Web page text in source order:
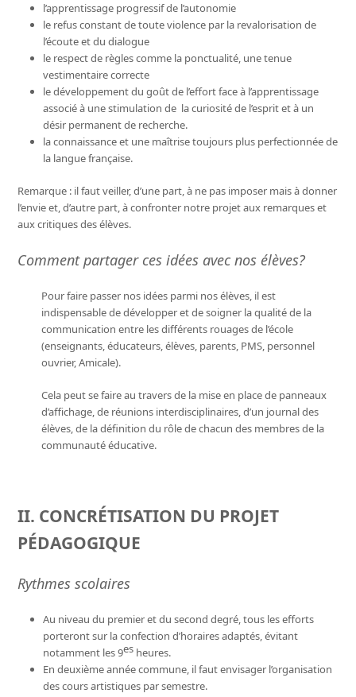
l’apprentissage progressif de l’autonomie
le refus constant de toute violence par la revalorisation de
l’écoute et du dialogue
le respect de règles comme la ponctualité, une tenue
vestimentaire correcte
le développement du goût de l’effort face à l’apprentissage
associé à une stimulation de la curiosité de l’esprit et à un
désir permanent de recherche.
la connaissance et une maîtrise toujours plus perfectionnée de
la langue française.
Remarque : il faut veiller, d’une part, à ne pas imposer mais à donner
l’envie et, d’autre part, à confronter notre projet aux remarques et
aux critiques des élèves.
Comment partager ces idées avec nos élèves?
Pour faire passer nos idées parmi nos élèves, il est
indispensable de développer et de soigner la qualité de la
communication entre les différents rouages de l’école
(enseignants, éducateurs, élèves, parents, PMS, personnel
ouvrier, Amicale).
Cela peut se faire au travers de la mise en place de panneaux
d’affichage, de réunions interdisciplinaires, d’un journal des
élèves, de la définition du rôle de chacun des membres de la
communauté éducative.
II. CONCRÉTISATION DU PROJET
PÉDAGOGIQUE
Rythmes scolaires
Au niveau du premier et du second degré, tous les efforts
porteront sur la confection d’horaires adaptés, évitant
notamment les 9es heures.
En deuxième année commune, il faut envisager l’organisation
des cours artistiques par semestre.